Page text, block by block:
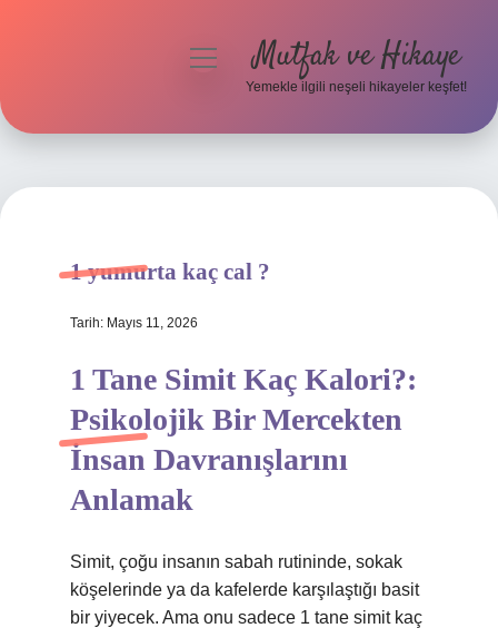
Hakkımızda
menüyüMutfak ve Hikaye
Yemekle ilgili neşeli hikayeler keşfet!
1 yumurta kaç cal ?
Tarih: Mayıs 11, 2026
1 Tane Simit Kaç Kalori?:
Psikolojik Bir Mercekten
İnsan Davranışlarını
Anlamak
Simit, çoğu insanın sabah rutininde, sokak
köşelerinde ya da kafelerde karşılaştığı basit
bir yiyecek. Ama onu sadece 1 tane simit kaç